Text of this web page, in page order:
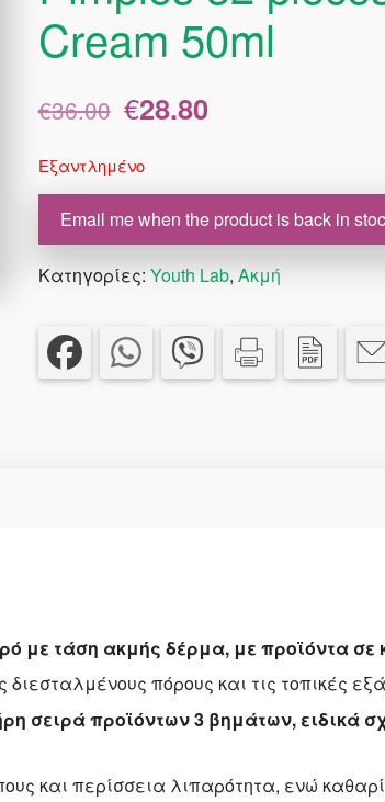
Cream 50ml
€36.00
Original
price
€36.00.
€28.80
Εξαντλημένο
Email me when the product is back in
Κατηγορίες: Youth Lab, Ακμή
με τάση ακμής δέρμα, με προϊόντα σε
πόρους και τις τοπικές
σειρά προϊόντων 3 βημάτων, ειδικά
και περίσσεια λιπαρότητα, ενώ